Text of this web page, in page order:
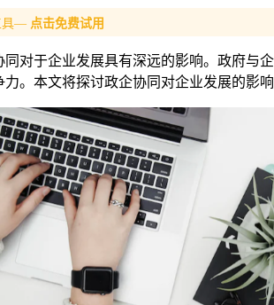
具— 点击免费试用
对于企业发展具有深远的影响。政府与
。本文将探讨政企协同对企业发展的影